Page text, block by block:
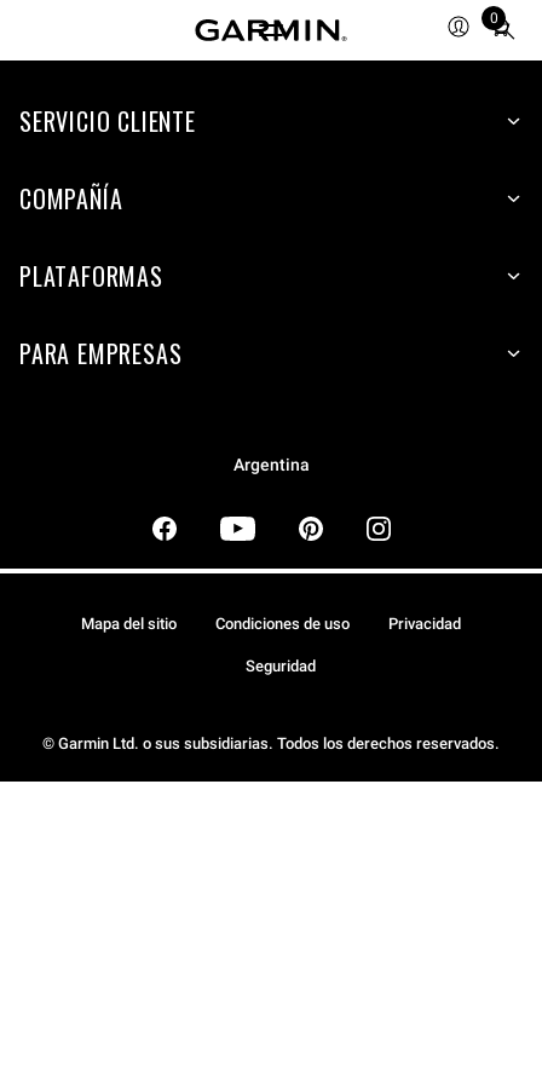
0
Total
items
cart:
SERVICIO CLIENTE
COMPAÑÍA
PLATAFORMAS
PARA EMPRESAS
Argentina
© Garmin Ltd. o sus subsidiarias. Todos los derechos reservados.
Mapa del sitio Condiciones de uso Privacidad
Seguridad